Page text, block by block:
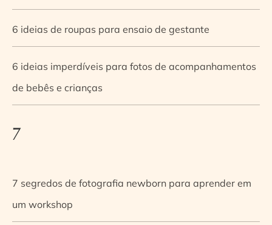
6 ideias de roupas para ensaio de gestante
6 ideias imperdíveis para fotos de acompanhamentos
de bebês e crianças
7
7 segredos de fotografia newborn para aprender em
um workshop